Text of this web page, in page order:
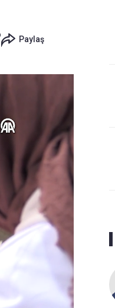
Paylaş